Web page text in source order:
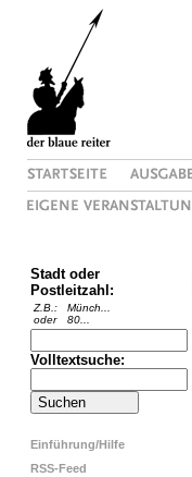
Stadt oder
Postleitzahl:
Z.B.:
oder
Münch...
80...
Volltextsuche:
Einführung/Hilfe
RSS-Feed